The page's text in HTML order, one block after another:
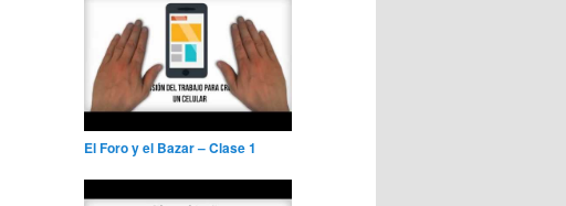
El Foro y el Bazar – Clase 1